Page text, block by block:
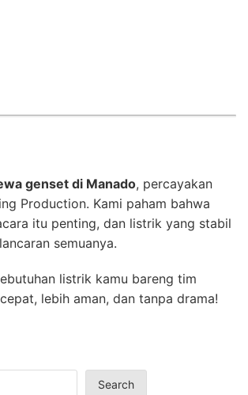
genset di Manado, percayakan
Production. Kami paham bahwa
itu penting, dan listrik yang stabil
semuanya.
listrik kamu bareng tim
lebih aman, dan tanpa drama!
Search